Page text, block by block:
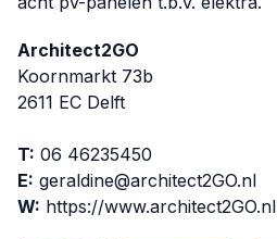
Architect2GO
Koornmarkt 73b
2611 EC Delft
T: 06 46235450
E: geraldine@architect2GO.nl
W: https://www.architect2GO.nl